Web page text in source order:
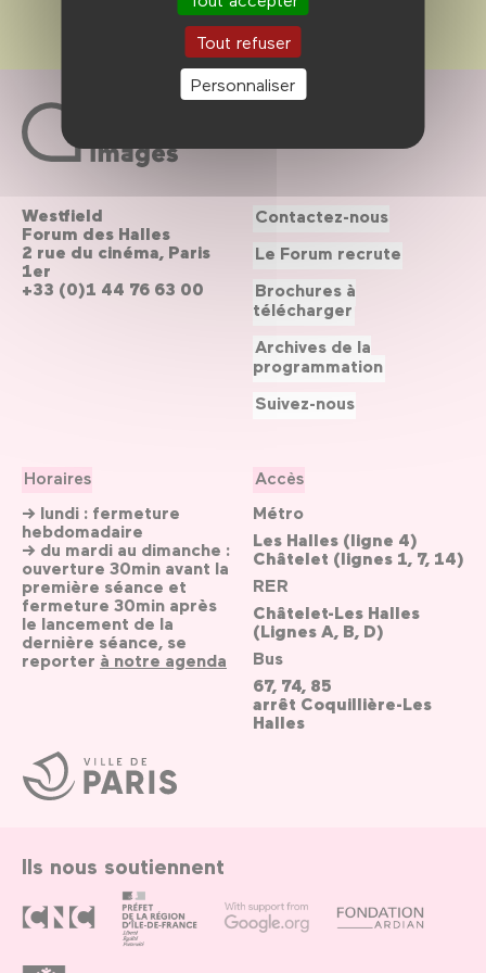
Tout refuser
Personnaliser
Ville
de
Paris
Westfield
Forum des Halles
2 rue du cinéma, Paris
1er
+33 (0)1 44 76 63 00
Horaires
→ lundi : fermeture
hebdomadaire
→ du mardi au dimanche :
ouverture 30min avant la
première séance et
fermeture 30min après
le lancement de la
dernière séance, se
reporter à notre agenda
Accès
Métro
Les Halles (ligne 4)
Châtelet (lignes 1, 7, 14)
RER
Châtelet-Les Halles
(Lignes A, B, D)
Bus
67, 74, 85
arrêt Coquillière-Les
Halles
Contactez-nous
Le Forum recrute
Brochures à
télécharger
Archives de la
programmation
Suivez-nous
Ils nous soutiennent